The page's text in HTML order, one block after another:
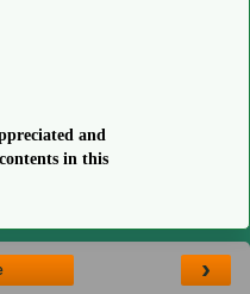
and
in this
›